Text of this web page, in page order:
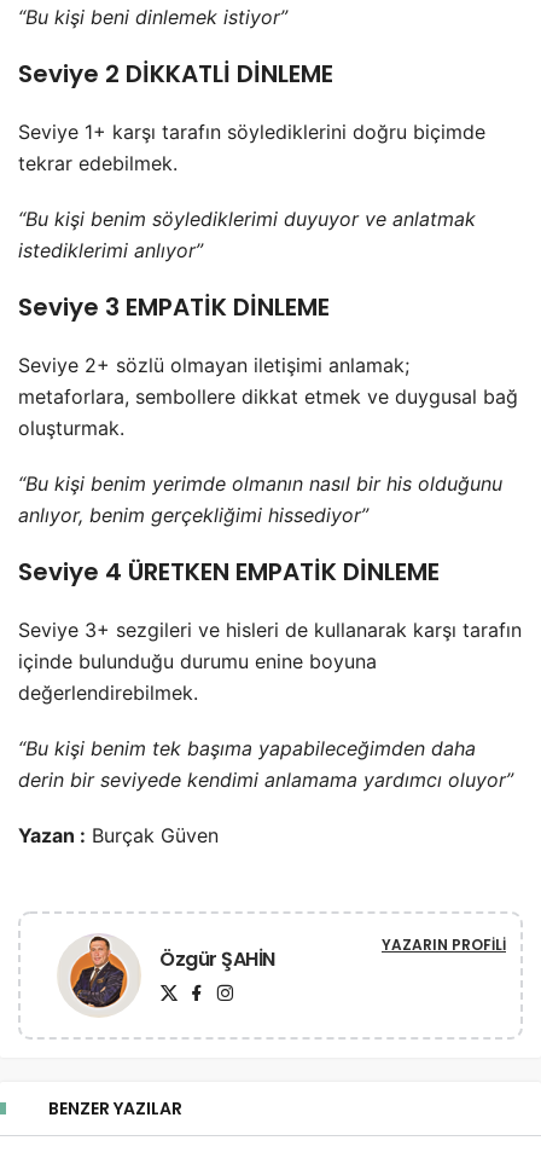
“Bu kişi beni dinlemek istiyor”
Seviye 2 DİKKATLİ DİNLEME
Seviye 1+ karşı tarafın söylediklerini doğru biçimde
tekrar edebilmek.
“Bu kişi benim söylediklerimi duyuyor ve anlatmak
istediklerimi anlıyor”
Seviye 3 EMPATİK DİNLEME
Seviye 2+ sözlü olmayan iletişimi anlamak;
metaforlara, sembollere dikkat etmek ve duygusal bağ
oluşturmak.
“Bu kişi benim yerimde olmanın nasıl bir his olduğunu
anlıyor, benim gerçekliğimi hissediyor”
Seviye 4 ÜRETKEN EMPATİK DİNLEME
Seviye 3+ sezgileri ve hisleri de kullanarak karşı tarafın
içinde bulunduğu durumu enine boyuna
değerlendirebilmek.
“Bu kişi benim tek başıma yapabileceğimden daha
derin bir seviyede kendimi anlamama yardımcı oluyor”
Yazan : Burçak Güven
Özgür ŞAHİN YAZARIN PROFILI
BENZER YAZILAR